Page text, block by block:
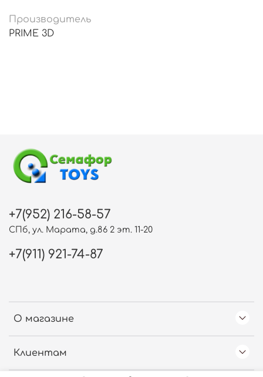
Производитель
PRIME 3D
О магазине
Клиентам
+7(952) 216-58-57
СПб, ул. Марата, д.86 2 эт. 11-20
+7(911) 921-74-87